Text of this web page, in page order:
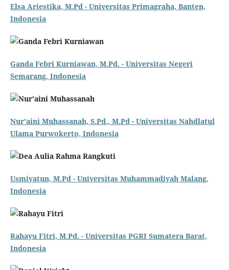
Elsa Ariestika, M.Pd - Universitas Primagraha, Banten,
Indonesia
Ganda Febri Kurniawan, M.Pd. - Universitas Negeri
Semarang, Indonesia
Nur'aini Muhassanah, S.Pd., M.Pd - Universitas Nahdlatul
Ulama Purwokerto, Indonesia
Usmiyatun, M.Pd - Universitas Muhammadiyah Malang,
Indonesia
Rahayu Fitri, M.Pd. - Universitas PGRI Sumatera Barat,
Indonesia